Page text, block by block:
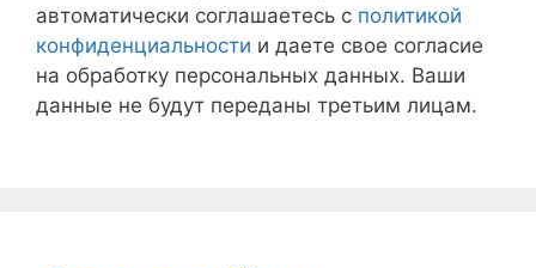
автоматически соглашаетесь с политикой
конфиденциальности и даете свое согласие
на обработку персональных данных. Ваши
данные не будут переданы третьим лицам.